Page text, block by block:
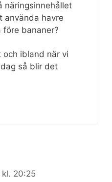
näringsinnehållet
använda havre
före bananer?
och ibland när vi
så blir det
20:25